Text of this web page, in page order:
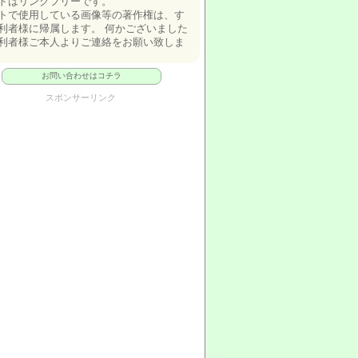
で使用している画像等の著作権は、す
者様に帰属します。 何かございました
者様ご本人よりご連絡をお願い致しま
お問い合わせはコチラ
スポンサーリンク